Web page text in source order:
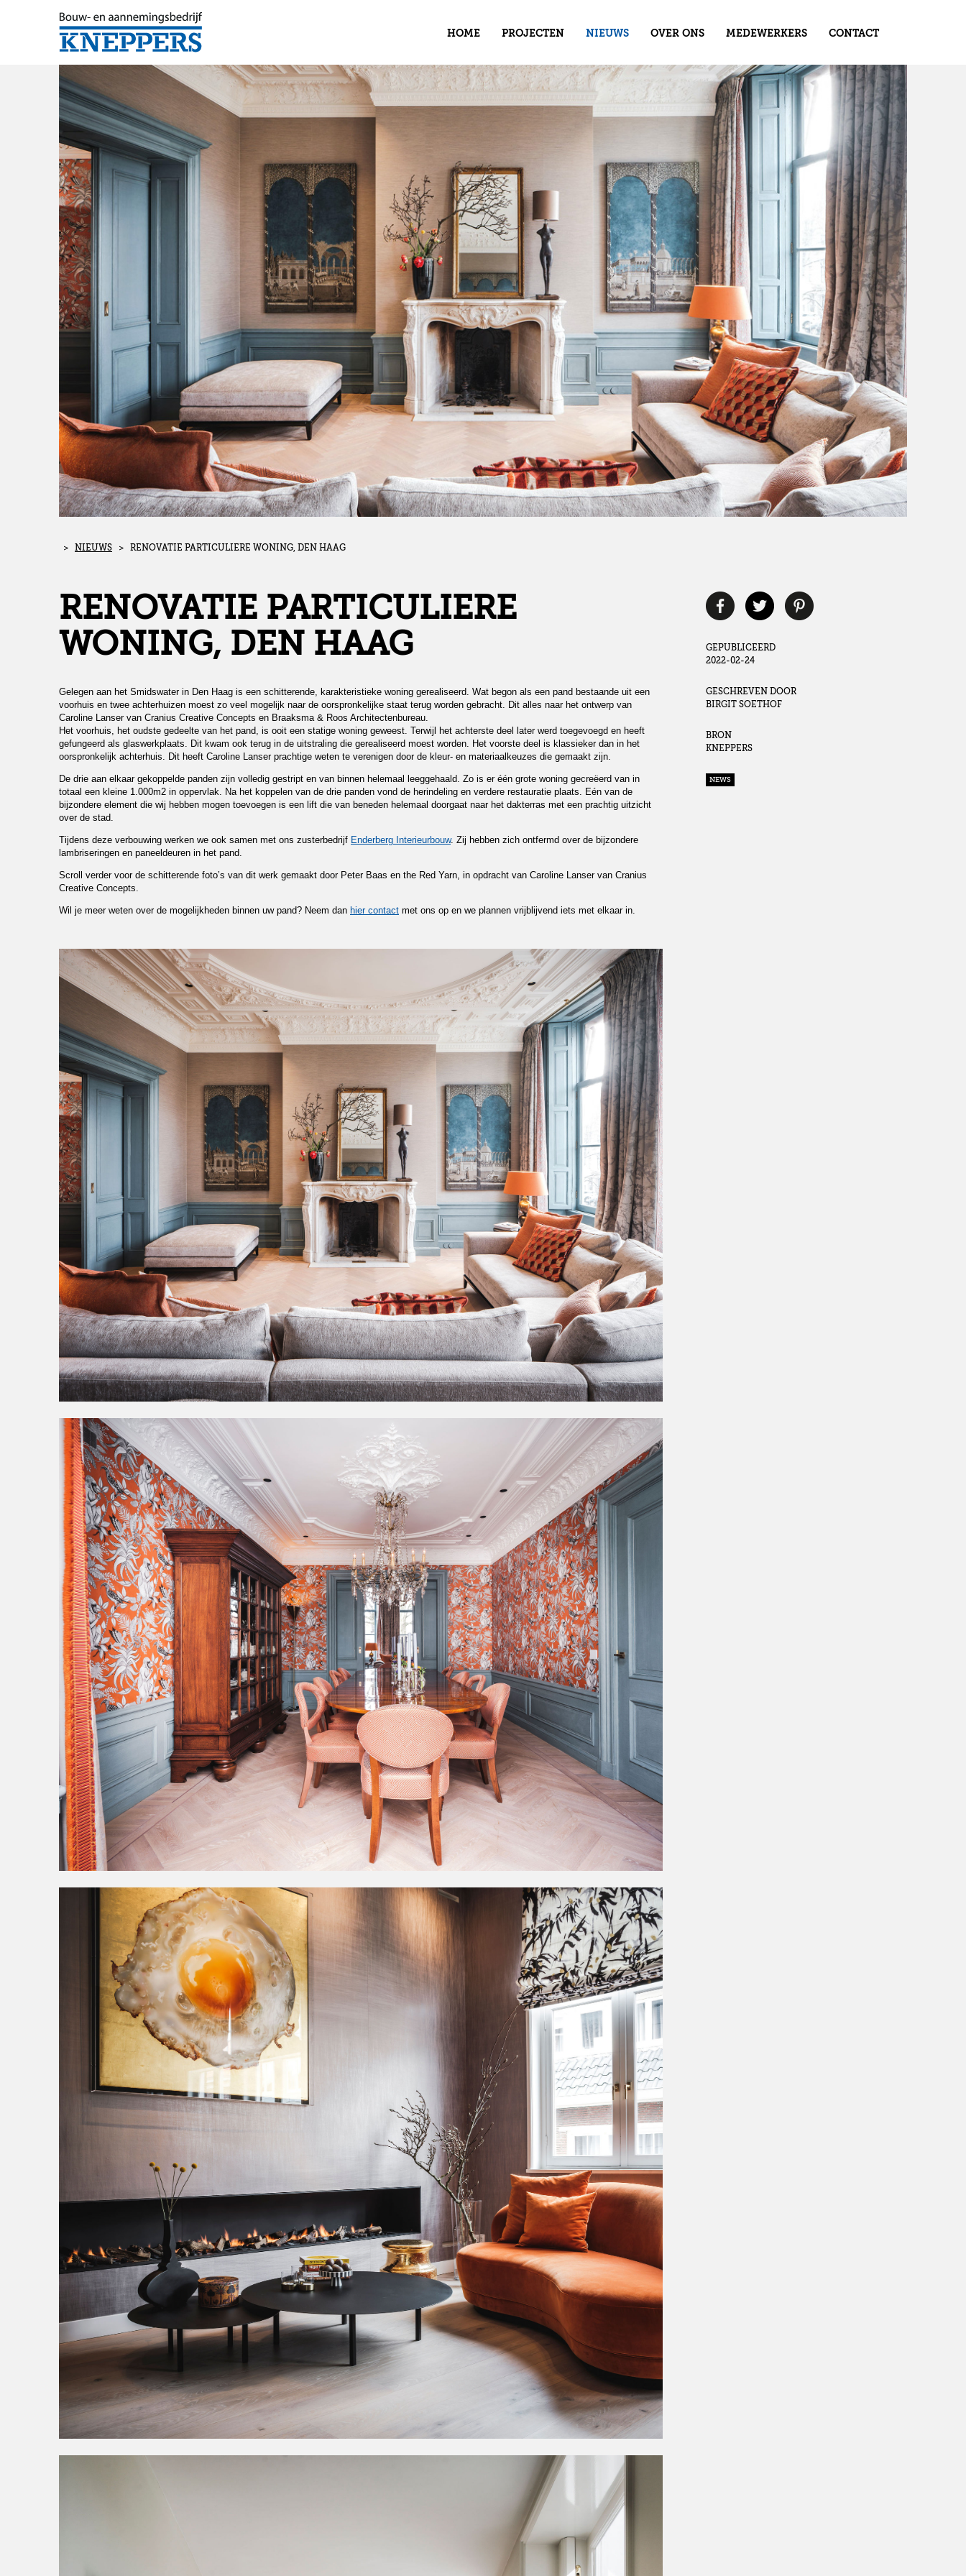
HOME PROJECTEN NIEUWS OVER ONS MEDEWERKERS CONTACT
> NIEUWS > RENOVATIE PARTICULIERE WONING, DEN HAAG
RENOVATIE PARTICULIERE
WONING, DEN HAAG
Gelegen aan het Smidswater in Den Haag is een schitterende, karakteristieke woning gerealiseerd. Wat begon als een pand bestaande uit een
voorhuis en twee achterhuizen moest zo veel mogelijk naar de oorspronkelijke staat terug worden gebracht. Dit alles naar het ontwerp van
Caroline Lanser van Cranius Creative Concepts en Braaksma & Roos Architectenbureau.
Het voorhuis, het oudste gedeelte van het pand, is ooit een statige woning geweest. Terwijl het achterste deel later werd toegevoegd en heeft
gefungeerd als glaswerkplaats. Dit kwam ook terug in de uitstraling die gerealiseerd moest worden. Het voorste deel is klassieker dan in het
oorspronkelijk achterhuis. Dit heeft Caroline Lanser prachtige weten te verenigen door de kleur- en materiaalkeuzes die gemaakt zijn.
De drie aan elkaar gekoppelde panden zijn volledig gestript en van binnen helemaal leeggehaald. Zo is er één grote woning gecreëerd van in
totaal een kleine 1.000m2 in oppervlak. Na het koppelen van de drie panden vond de herindeling en verdere restauratie plaats. Eén van de
bijzondere element die wij hebben mogen toevoegen is een lift die van beneden helemaal doorgaat naar het dakterras met een prachtig uitzicht
over de stad.
Tijdens deze verbouwing werken we ook samen met ons zusterbedrijf Enderberg Interieurbouw. Zij hebben zich ontfermd over de bijzondere
lambriseringen en paneeldeuren in het pand.
Scroll verder voor de schitterende foto’s van dit werk gemaakt door Peter Baas en the Red Yarn, in opdracht van Caroline Lanser van Cranius
Creative Concepts.
Wil je meer weten over de mogelijkheden binnen uw pand? Neem dan hier contact met ons op en we plannen vrijblijvend iets met elkaar in.
GEPUBLICEERD
2022-02-24
GESCHREVEN DOOR
BIRGIT SOETHOF
BRON
KNEPPERS
NEWS